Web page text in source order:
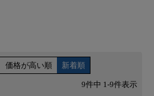
価格が高い順 新着順
9件中 1 -9件表示